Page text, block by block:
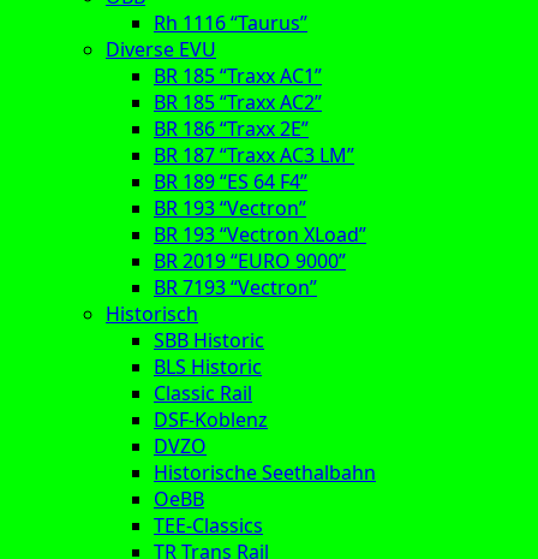
Rh 1116 “Taurus”
Diverse EVU
BR 185 “Traxx AC1”
BR 185 “Traxx AC2”
BR 186 “Traxx 2E”
BR 187 “Traxx AC3 LM”
BR 189 “ES 64 F4”
BR 193 “Vectron”
BR 193 “Vectron XLoad”
BR 2019 “EURO 9000”
BR 7193 “Vectron”
Historisch
SBB Historic
BLS Historic
Classic Rail
DSF-Koblenz
DVZO
Historische Seethalbahn
OeBB
TEE-Classics
TR Trans Rail